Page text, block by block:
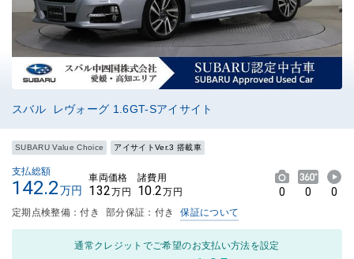
スバル レヴォーグ 1.6GT-Sアイサイト
SUBARU Value Choice アイサイトVer.3 搭載車
支払総額
142.2万円
車両価格
132万円
諸費用
10.2万円 0 0 0
定期点検整備：付き 部分保証：付き 保証について
通常クレジットでご希望のお支払い方法を設定